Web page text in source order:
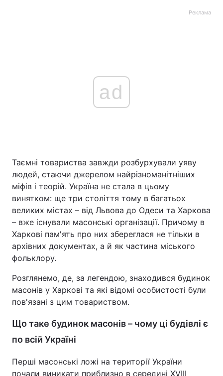
Реклама
ad
Таємні товариства завжди розбурхували уяву
людей, стаючи джерелом найрізноманітніших
міфів і теорій. Україна не стала в цьому
винятком: ще три століття тому в багатьох
великих містах – від Львова до Одеси та Харкова
– вже існували масонські організації. Причому в
Харкові пам'ять про них збереглася не тільки в
архівних документах, а й як частина міського
фольклору.
Розглянемо, де, за легендою, знаходився будинок
масонів у Харкові та які відомі особистості були
пов'язані з цим товариством.
Що таке будинок масонів – чому ці будівлі є
по всій Україні
Перші масонські ложі на території України
почали виникати приблизно в середині XVIII